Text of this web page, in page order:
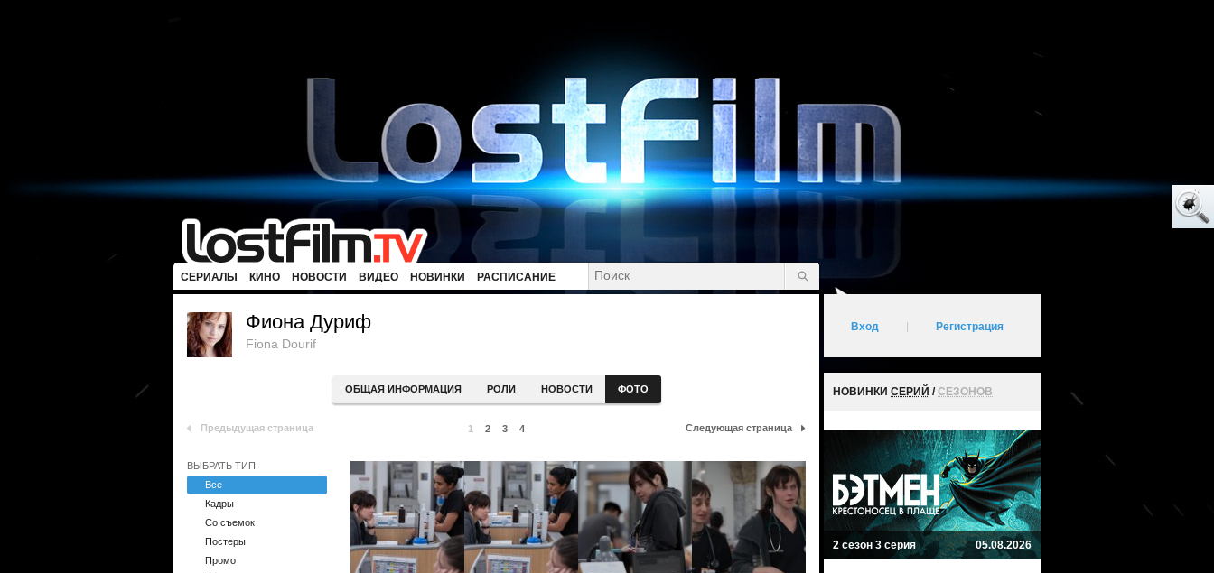
СЕРИАЛЫ КИНО НОВОСТИ ВИДЕО НОВИНКИ РАСПИСАНИЕ
Фиона Дуриф
Fiona Dourif
ОБЩАЯ ИНФОРМАЦИЯ РОЛИ НОВОСТИ ФОТО
Предыдущая страница 1 2 3 4 Следующая страница
ВЫБРАТЬ ТИП:
Все
Кадры
Со съемок
Постеры
Промо
Вход Регистрация
НОВИНКИ СЕРИЙ /СЕЗОНОВ
2 сезон 3 серия 05.08.2026